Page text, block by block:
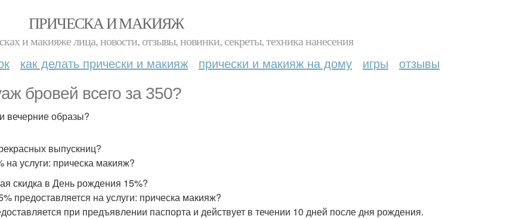
ПРИЧЕСКА И МАКИЯЖ
и макияже лица, новости, отзывы, новинки, секреты, техника нанесения
как делать прически и макияж прически и макияж на дому игры отзывы
бровей всего за 350?
вечерние образы?
выпускниц?
на услуги: прическа макияж?
скидка в День рождения 15%?
предоставляется на услуги: прическа макияж?
при предъявлении паспорта и действует в течении 10 дней после дня рождения.